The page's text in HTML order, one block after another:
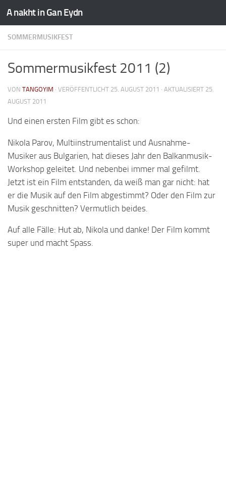
A nakht in Gan Eydn
SOMMERMUSIKFEST
Sommermusikfest 2011 (2)
VON TANGOYIM · VERÖFFENTLICHT 25. AUGUST 2011 · AKTUALISIERT 25.
AUGUST 2011
Und einen ersten Film gibt es schon:
Nikola Parov, Multiinstrumentalist und Ausnahme-
Musiker aus Bulgarien, hat dieses Jahr den Balkanmusik-
Workshop geleitet. Und nebenbei immer mal gefilmt.
Jetzt ist ein Film entstanden, da weiß man gar nicht: hat
er die Musik auf den Film abgestimmt? Oder den Film zur
Musik geschnitten? Vermutlich beides.
Auf alle Fälle: Hut ab, Nikola und danke! Der Film kommt
super und macht Spass.